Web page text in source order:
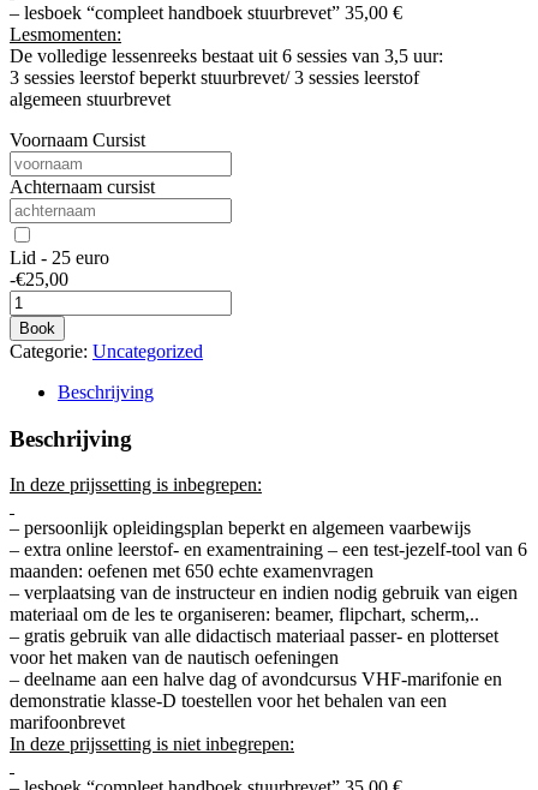
– lesboek “compleet handboek stuurbrevet” 35,00 €
Lesmomenten:
De volledige lessenreeks bestaat uit 6 sessies van 3,5 uur:
3 sessies leerstof beperkt stuurbrevet/ 3 sessies leerstof
algemeen stuurbrevet
Voornaam Cursist
Achternaam cursist
Lid - 25 euro
-€25,00
cursus
theorie
stuurbrevet
aantal
Book
Categorie: Uncategorized
Beschrijving
Beschrijving
In deze prijssetting is inbegrepen:
– persoonlijk opleidingsplan beperkt en algemeen vaarbewijs
– extra online leerstof- en examentraining – een test-jezelf-tool van 6
maanden: oefenen met 650 echte examenvragen
– verplaatsing van de instructeur en indien nodig gebruik van eigen
materiaal om de les te organiseren: beamer, flipchart, scherm,..
– gratis gebruik van alle didactisch materiaal passer- en plotterset
voor het maken van de nautisch oefeningen
– deelname aan een halve dag of avondcursus VHF-marifonie en
demonstratie klasse-D toestellen voor het behalen van een
marifoonbrevet
In deze prijssetting is niet inbegrepen: